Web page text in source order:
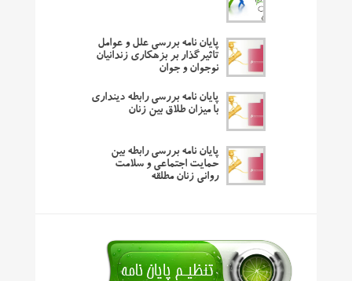
پایان نامه بررسی علل و عوامل
تاثیرگذار بر بزهکاری زندانیان
نوجوان و جوان
پایان نامه بررسی رابطه دینداری
با میزان طلاق بین زنان
پایان نامه بررسی رابطه بین
حمایت اجتماعی و سلامت
روانی زنان مطلقه